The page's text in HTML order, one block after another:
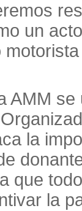
un
AMM
la
que
la